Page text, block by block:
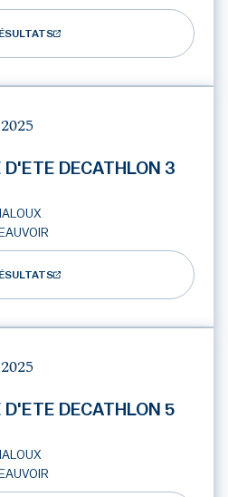
2025
D'ETE DECATHLON 3
2025
D'ETE DECATHLON 5